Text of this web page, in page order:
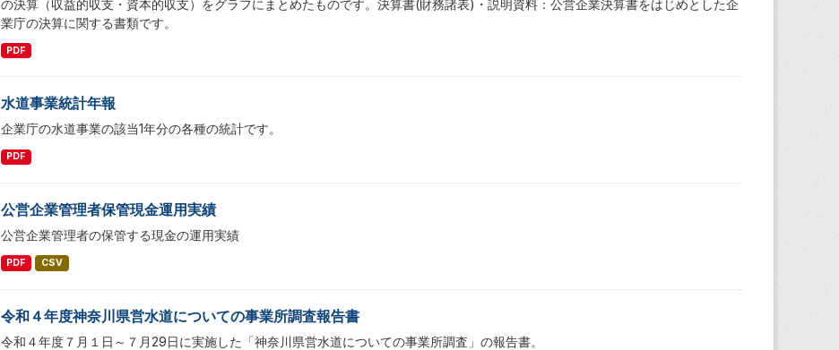
の決算（収益的収支・資本的収支）をグラフにまとめたものです。決算書(財務諸表)・説明資料：公営企業決算書をはじめとした企
業庁の決算に関する書類です。
PDF
水道事業統計年報
企業庁の水道事業の該当1年分の各種の統計です。
PDF
公営企業管理者保管現金運用実績
公営企業管理者の保管する現金の運用実績
PDF CSV
令和４年度神奈川県営水道についての事業所調査報告書
令和４年度７月１日～７月29日に実施した「神奈川県営水道についての事業所調査」の報告書。